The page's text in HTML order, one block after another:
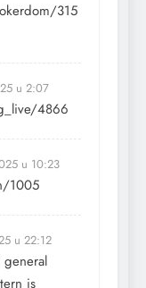
315
u 2:07
4866
u 10:23
1005
u 22:12
general
is